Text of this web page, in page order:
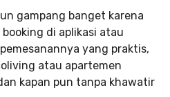
gampang banget karena
di aplikasi atau
yang praktis,
atau apartemen
kapan pun tanpa khawatir